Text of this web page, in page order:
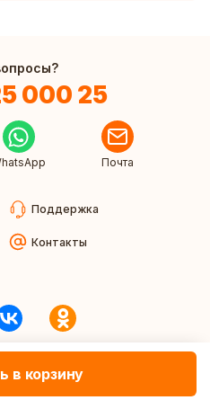
в корзину
000 25
Почта
Поддержка
Контакты